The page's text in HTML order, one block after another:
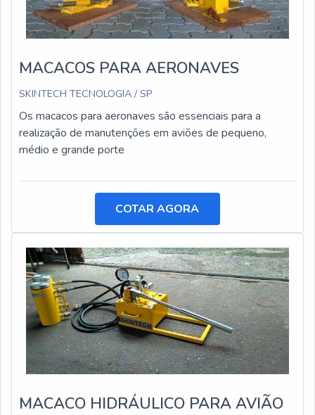
MACACOS PARA AERONAVES
SKINTECH TECNOLOGIA / SP
Os macacos para aeronaves são essenciais para a
realização de manutenções em aviões de pequeno,
médio e grande porte
COTAR AGORA
MACACO HIDRÁULICO PARA AVIÃO